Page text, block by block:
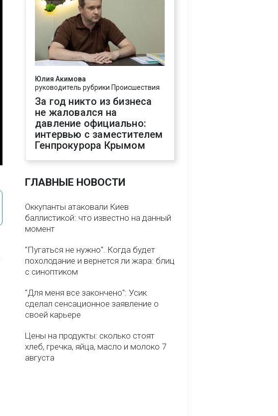
Юлия Акимова
руководитель рубрики Происшествия
За год никто из бизнеса
не жаловался на
давление официально:
интервью с заместителем
Генпрокурора Крымом
ГЛАВНЫЕ НОВОСТИ
Оккупанты атаковали Киев
баллистикой: что известно на данный
момент
"Пугаться не нужно". Когда будет
похолодание и вернется ли жара: блиц
с синоптиком
"Для меня все закончено": Усик
сделал сенсационное заявление о
своей карьере
Цены на продукты: сколько стоят
хлеб, гречка, яйца, масло и молоко 7
августа